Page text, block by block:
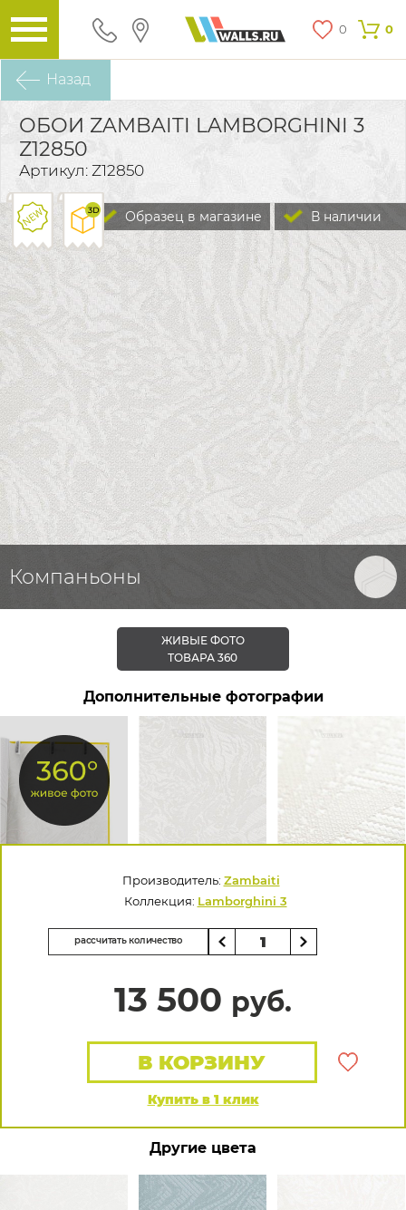
0 0
Назад
ОБОИ ZAMBAITI LAMBORGHINI 3
Z12850
Артикул: Z12850
В наличии
Образец в магазине
Компаньоны
ЖИВЫЕ ФОТО
ТОВАРА 360
Дополнительные фотографии
Производитель: Zambaiti
Коллекция: Lamborghini 3
рассчитать количество
13 500 руб.
Купить в 1 клик
В КОРЗИНУ
Другие цвета